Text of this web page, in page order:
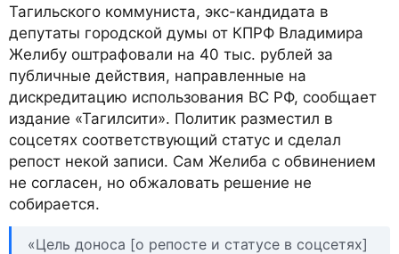
Тагильского коммуниста, экс-кандидата в
депутаты городской думы от КПРФ Владимира
Желибу оштрафовали на 40 тыс. рублей за
публичные действия, направленные на
дискредитацию использования ВС РФ, сообщает
издание «Тагилсити». Политик разместил в
соцсетях соответствующий статус и сделал
репост некой записи. Сам Желиба с обвинением
не согласен, но обжаловать решение не
собирается.
«Цель доноса [о репосте и статусе в соцсетях]